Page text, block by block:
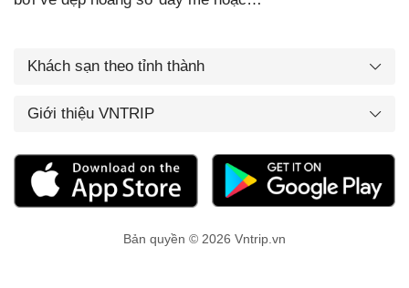
Khách sạn theo tỉnh thành
Giới thiệu VNTRIP
Bản quyền © 2026 Vntrip.vn